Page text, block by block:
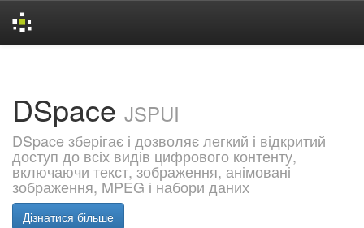
DSpace JSPUI
DSpace зберігає і дозволяє легкий і відкритий
доступ до всіх видів цифрового контенту,
включаючи текст, зображення, анімовані
зображення, MPEG і набори даних
Дізнатися більше